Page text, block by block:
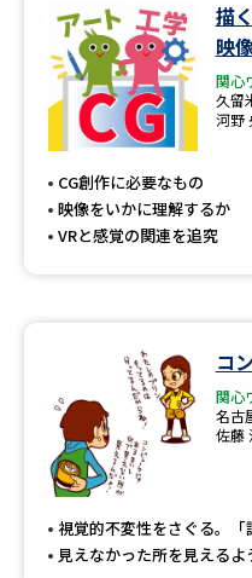
先輩が入学を決めた理由
新生活お役立ちガイド
学問発見
学問の教科書
Ｑ＆Ａ よくあるご質問
描
映
関心
久留
河野
CG創作に必要なもの
映像をいかに理解するか
VRと感覚の関連を追究
コ
関心
名古
佐藤
視覚的不変性をさぐる。「
見えなかった所を見えるよ